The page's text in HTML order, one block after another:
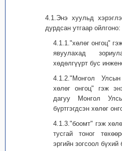
4.1.Энэ хуульд
дурдсан утгаар ойлгоно:
4.1.1."хөлөг онгоц"
явуулахад
хөдөлгүүрт бус
4.1.2."Монгол
хөлөг онгоц" гэж
дагуу Монгол
бүртгэгдсэн хөлөг
4.1.3."боомт" гэж
тусгай тоног
эргийн зогсоол бүхий